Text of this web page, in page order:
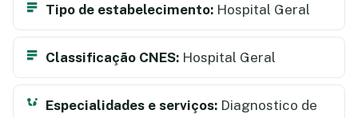
Tipo de estabelecimento: Hospital Geral
Classificação CNES: Hospital Geral
Especialidades e serviços: Diagnostico de